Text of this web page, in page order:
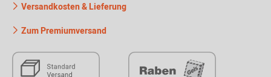
Versandkosten & Lieferung
Zum Premiumversand